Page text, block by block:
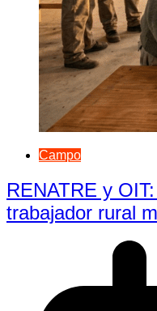
Campo
RENATRE y
trabajador rural